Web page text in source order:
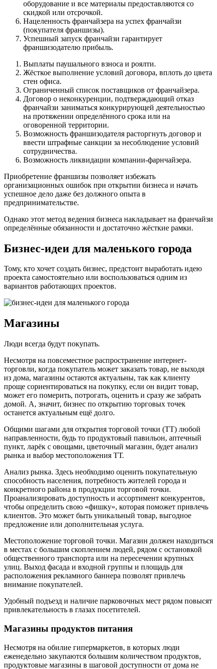
оборудование и все материалы предоставляются со
скидкой или отсрочкой.
Нацеленность франчайзера на успех франчайзи
(покупателя франшизы).
Успешный запуск франчайзи гарантирует
франшизодателю прибыль.
Выплаты паушального взноса и роялти.
Жёсткое выполнение условий договора, вплоть до цвета
стен офиса.
Ограниченный список поставщиков от франчайзера.
Договор о неконкуренции, подтверждающий отказ
франчайзи заниматься конкурирующей деятельностью
на протяжении определённого срока или на
оговоренной территории.
Возможность франшизодателя расторгнуть договор и
ввести штрафные санкции за несоблюдение условий
сотрудничества.
Возможность ликвидации компании-фарнчайзера.
Приобретение франшизы позволяет избежать
организационных ошибок при открытии бизнеса и начать
успешное дело даже без должного опыта в
предпринимательстве.
Однако этот метод ведения бизнеса накладывает на франчайзи
определённые обязанности и достаточно жёсткие рамки.
Бизнес-идеи для маленького города
Тому, кто хочет создать бизнес, предстоит выработать идею
проекта самостоятельно или воспользоваться одним из
вариантов работающих проектов.
Магазины
Люди всегда будут покупать.
Несмотря на повсеместное распространение интернет-
торговли, когда покупатель может заказать товар, не выходя
из дома, магазины остаются актуальны, так как клиенту
проще сориентироваться на покупку, если он видит товар,
может его померить, потрогать, оценить и сразу же забрать
домой. А, значит, бизнес по открытию торговых точек
останется актуальным ещё долго.
Общими шагами для открытия торговой точки (ТТ) любой
направленности, будь то продуктовый павильон, аптечный
пункт, ларёк с овощами, цветочный магазин, будет анализ
рынка и выбор местоположения ТТ.
Анализ рынка. Здесь необходимо оценить покупательную
способность населения, потребность жителей города и
конкретного района в продукции торговой точки.
Проанализировать доступность и ассортимент конкурентов,
чтобы определить свою «фишку», которая поможет привлечь
клиентов. Это может быть уникальный товар, выгодное
предложение или дополнительная услуга.
Местоположение торговой точки. Магазин должен находиться
в местах с большим скоплением людей, рядом с остановкой
общественного транспорта или на пересечении крупных
улиц. Выход фасада и входной группы и площадь для
расположения рекламного баннера позволят привлечь
внимание покупателей.
Удобный подъезд и наличие парковочных мест рядом повысят
привлекательность в глазах посетителей.
Магазины продуктов питания
Несмотря на обилие гипермаркетов, в которых люди
еженедельно закупаются большим количеством продуктов,
продуктовые магазины в шаговой доступности от дома не